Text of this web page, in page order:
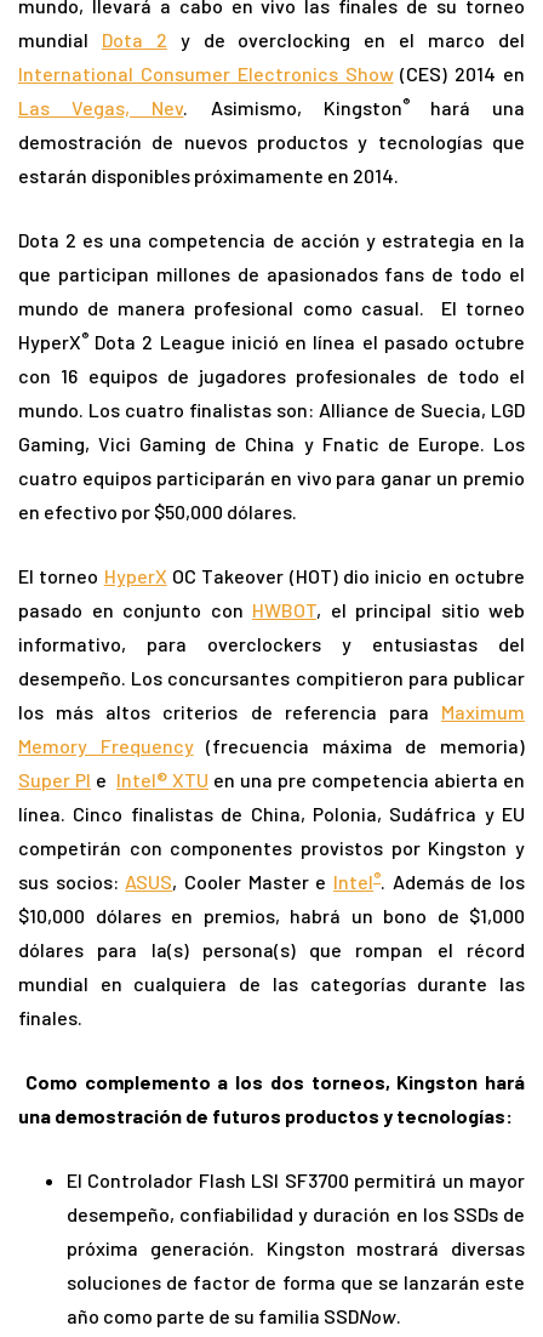
mundo, llevará a cabo en vivo las finales de su torneo
mundial Dota 2 y de overclocking en el marco del
International Consumer Electronics Show(CES) 2014 en
Las Vegas, Nev. Asimismo, Kingston® hará una
demostración de nuevos productos y tecnologías que
estarán disponibles próximamente en 2014.
Dota 2 es una competencia de acción y estrategia en la
que participan millones de apasionados fans de todo el
mundo de manera profesional como casual. El torneo
HyperX® Dota 2 League inició en línea el pasado octubre
con 16 equipos de jugadores profesionales de todo el
mundo. Los cuatro finalistas son: Alliance de Suecia, LGD
Gaming, Vici Gaming de China y Fnatic de Europe. Los
cuatro equipos participarán en vivo para ganar un premio
en efectivo por $50,000 dólares.
El torneo HyperX OC Takeover (HOT) dio inicio en octubre
pasado en conjunto con HWBOT, el principal sitio web
informativo, para overclockers y entusiastas del
desempeño. Los concursantes compitieron para publicar
los más altos criterios de referencia para Maximum
Memory Frequency(frecuencia máxima de memoria)
Super PI e Intel® XTU en una pre competencia abierta en
línea. Cinco finalistas de China, Polonia, Sudáfrica y EU
competirán con componentes provistos por Kingston y
sus socios: ASUS, Cooler Master e Intel®. Además de los
$10,000 dólares en premios, habrá un bono de $1,000
dólares para la(s) persona(s) que rompan el récord
mundial en cualquiera de las categorías durante las
finales.
Como complemento a los dos torneos, Kingston hará
una demostración de futuros productos y tecnologías:
El Controlador Flash LSI SF3700 permitirá un mayor
desempeño, confiabilidad y duración en los SSDs de
próxima generación. Kingston mostrará diversas
soluciones de factor de forma que se lanzarán este
año como parte de su familia SSDNow.